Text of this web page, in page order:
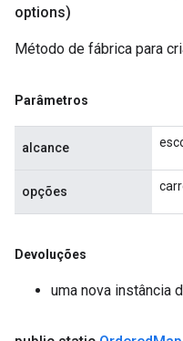
options)
Método de fábrica para
Parâmetros
alcance
opções
Devoluções
uma nova instância